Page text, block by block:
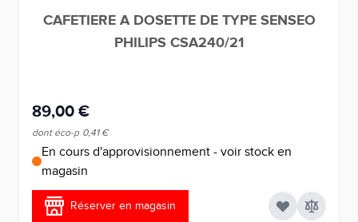
CAFETIERE A DOSETTE DE TYPE SENSEO
PHILIPS CSA240/21
89,00 €
dont éco-p 0,41 €
En cours d'approvisionnement - voir stock en
magasin
Réserver en magasin